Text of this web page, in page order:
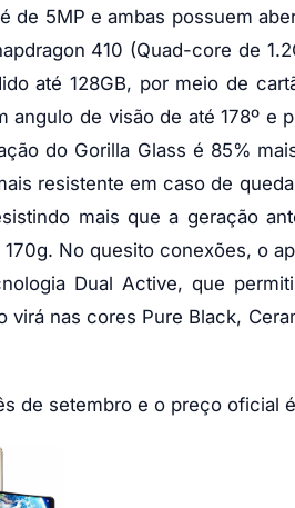
de 5MP e ambas possuem
410 (Quad-core de
até 128GB, por meio de
de visão de até 178º e
do Gorilla Glass é 85%
resistente em caso de
mais que a geração
No quesito conexões, o
Dual Active, que
nas cores Pure Black,
de setembro e o preço oficial